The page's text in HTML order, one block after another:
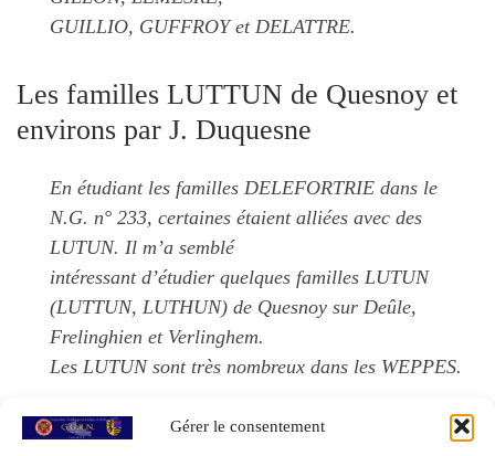
Gérer le consentement
GUILLIO, GUFFROY et DELATTRE.
Les familles LUTTUN de Quesnoy et
environs par J. Duquesne
En étudiant les familles DELEFORTRIE dans le
N.G. n° 233, certaines étaient alliées avec des
LUTUN. Il m’a semblé
intéressant d’étudier quelques familles LUTUN
(LUTTUN, LUTHUN) de Quesnoy sur Deûle,
Frelinghien et Verlinghem.
Les LUTUN sont très nombreux dans les WEPPES.
Agenda, informations pratiques